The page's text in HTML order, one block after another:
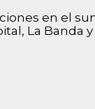
en el
La Banda